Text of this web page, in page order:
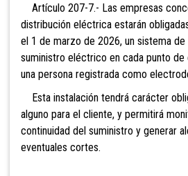
Artículo 207-7.- Las empresas
distribución eléctrica estarán
el 1 de marzo de 2026, un sistema
suministro eléctrico en cada punto de
una persona registrada como
Esta instalación tendrá carácter
alguno para el cliente, y permitirá
continuidad del suministro y generar
eventuales cortes.